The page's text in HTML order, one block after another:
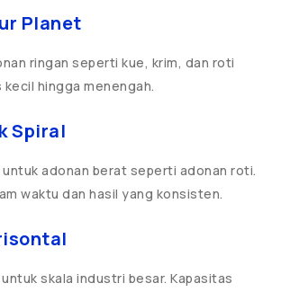
Planet
ringan seperti kue, krim, dan roti
kecil hingga menengah.
Spiral
adonan berat seperti adonan roti.
waktu dan hasil yang konsisten.
skala industri besar. Kapasitas